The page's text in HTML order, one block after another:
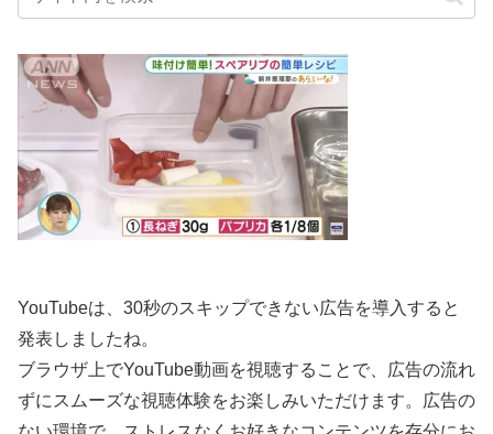
YouTubeは、30秒のスキップできない広告を導入すると
発表しましたね。
ブラウザ上でYouTube動画を視聴することで、広告の流れ
ずにスムーズな視聴体験をお楽しみいただけます。広告の